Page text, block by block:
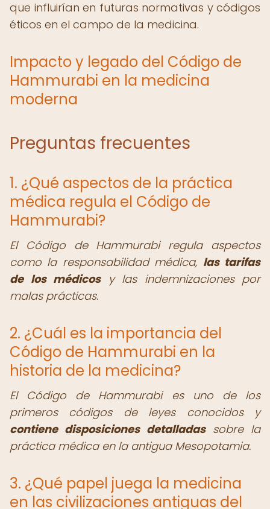
que influirían en futuras normativas y códigos
éticos en el campo de la medicina.
Impacto y legado del Código de
Hammurabi en la medicina
moderna
Preguntas frecuentes
1. ¿Qué aspectos de la práctica
médica regula el Código de
Hammurabi?
El Código de Hammurabi regula aspectos
como la responsabilidad médica, las tarifas
de los médicosy las indemnizaciones por
malas prácticas.
2. ¿Cuál es la importancia del
Código de Hammurabi en la
historia de la medicina?
El Código de Hammurabi es uno de los
primeros códigos de leyes conocidos y
contiene disposiciones detalladassobre la
práctica médica en la antigua Mesopotamia.
3. ¿Qué papel juega la medicina
en las civilizaciones antiguas del